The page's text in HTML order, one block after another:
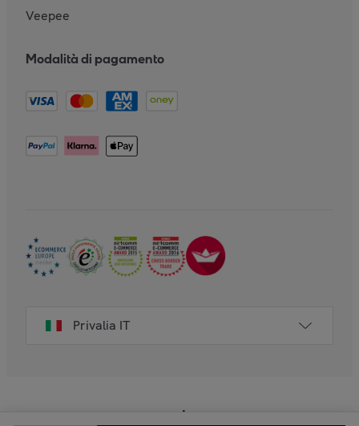
Veepee
Modalità di pagamento
Privalia IT